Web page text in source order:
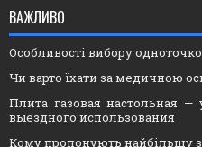
ВАЖЛИВО
Особливості вибору
Чи варто їхати за медичною
Плита газовая настольная
выездного использования
Кому пропонують найбільшу